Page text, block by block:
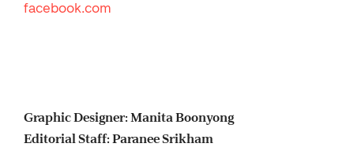
facebook.com
Graphic Designer: Manita Boonyong
Editorial Staff: Paranee Srikham